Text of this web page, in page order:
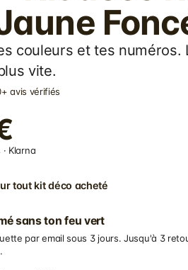
couleurs et tes numéros.
vite.
avis vérifiés
Klarna
tout kit déco acheté
sans ton feu vert
par email sous 3 jours. Jusqu'à 3